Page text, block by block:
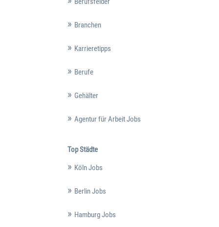
Branchen
Karrieretipps
Berufe
Gehälter
Agentur für Arbeit Jobs
Top Städte
Köln Jobs
Berlin Jobs
Hamburg Jobs